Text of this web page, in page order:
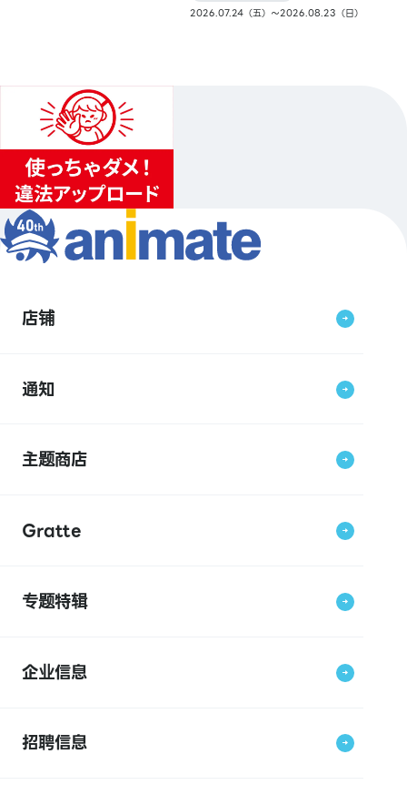
2026.07.24（五）〜2026.08.23（日）
店铺
通知
主题商店
Gratte
专题特辑
企业信息
招聘信息